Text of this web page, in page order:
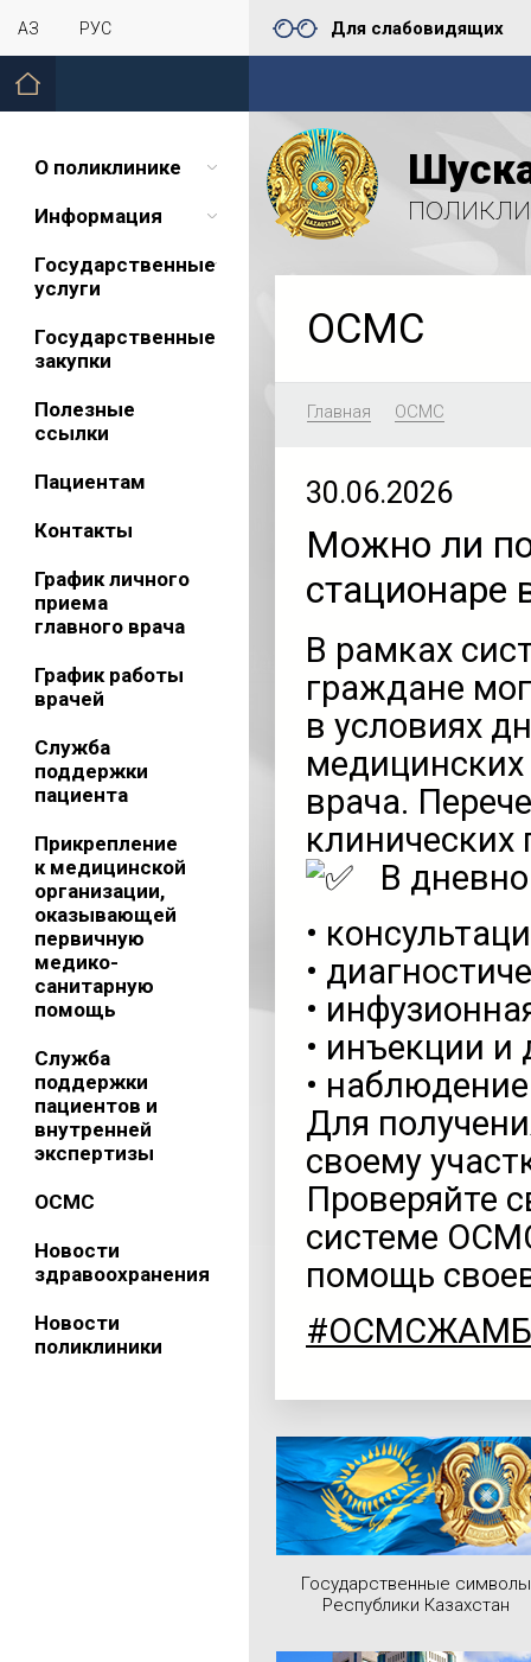
ҚАЗ РУС Для слабовидящих
О поликлинике
Информация
Государственные
услуги
Государственные
закупки
Полезные
ссылки
Пациентам
Контакты
График личного
приема
главного врача
График работы
врачей
Служба
поддержки
пациента
Прикрепление
к медицинской
организации,
оказывающей
первичную
медико-
санитарную
помощь
Служба
поддержки
пациентов и
внутренней
экспертизы
ОСМС
Новости
здравоохранения
Новости
поликлиники
ОСМС
Главная ОСМС
30.06.2026
Можно ли
В рамках
граждане
в условиях
врача.
клинических
В
•
•
•
• инъекции и
•
Для
своему
Проверяйте
системе
помощь
Государственные символы
Республики Казахстан